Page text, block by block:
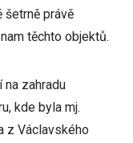
šetrně právě
těchto objektů.
zahradu
kde byla mj.
z Václavského